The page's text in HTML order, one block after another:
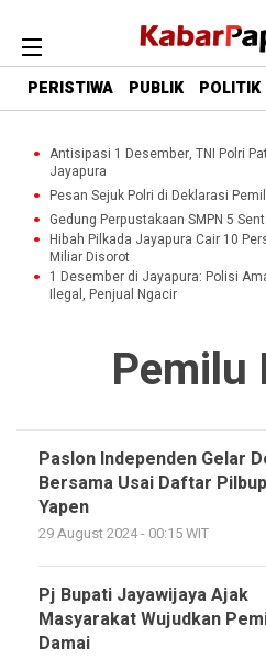
PERISTIWA PUBLIK POLITIK
Antisipasi 1 Desember, TNI Polri
Jayapura
Pesan Sejuk Polri di Deklarasi
Gedung Perpustakaan SMPN 5
Hibah Pilkada Jayapura Cair 10
Miliar Disorot
1 Desember di Jayapura: Polisi
Ilegal, Penjual Ngacir
Pemilu
Paslon Independen Gelar
Bersama Usai Daftar Pilbup
Yapen
29 August 2024 - 00:15 WIT
Pj Bupati Jayawijaya Ajak
Masyarakat Wujudkan
Damai